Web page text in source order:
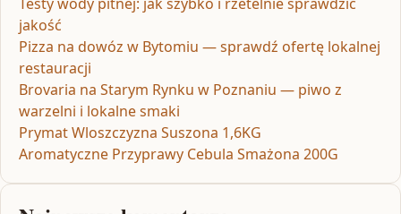
jakość
Pizza na dowóz w Bytomiu — sprawdź ofertę lokalnej
restauracji
Brovaria na Starym Rynku w Poznaniu — piwo z
warzelni i lokalne smaki
Prymat Wloszczyzna Suszona 1,6KG
Aromatyczne Przyprawy Cebula Smażona 200G